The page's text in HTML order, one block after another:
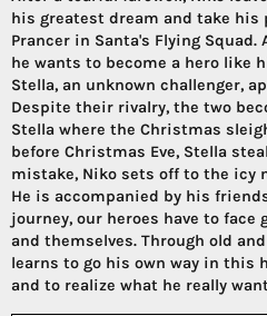
his greatest dream and take his
Prancer in Santa's Flying
he wants to become a hero like
Stella, an unknown challenger,
Despite their rivalry, the two
Stella where the Christmas
before Christmas Eve, Stella
mistake, Niko sets off to the icy
He is accompanied by his
journey, our heroes have to face
and themselves. Through old
learns to go his own way in this
and to realize what he really